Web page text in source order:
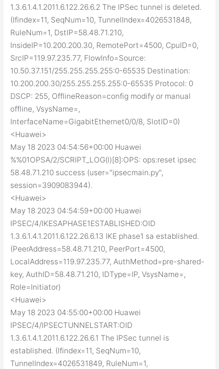
1.3.6.1.4.1.2011.6.122.26.6.2 The IPSec tunnel is deleted.
(Ifindex=11, SeqNum=10, TunnelIndex=4026531848,
RuleNum=1, DstIP=58.48.71.210,
InsideIP=10.200.200.30, RemotePort=4500, CpuID=0,
SrcIP=119.97.235.77, FlowInfo=Source:
10.50.37.151/255.255.255.255:0-65535 Destination:
10.200.200.30/255.255.255.255:0-65535 Protocol: 0
DSCP: 255, OfflineReason=config modify or manual
offline, VsysName=,
InterfaceName=GigabitEthernet0/0/8, SlotID=0)
<Huawei>
May 18 2023 04:54:56+00:00 Huawei
%%01OPSA/2/SCRIPT_LOG(l)[8]:OPS: ops:reset ipsec
58.48.71.210 success (user="ipsecmain.py",
session=3909083944).
<Huawei>
May 18 2023 04:54:59+00:00 Huawei
IPSEC/4/IKESAPHASE1ESTABLISHED:OID
1.3.6.1.4.1.2011.6.122.26.6.13 IKE phase1 sa established.
(PeerAddress=58.48.71.210, PeerPort=4500,
LocalAddress=119.97.235.77, AuthMethod=pre-shared-
key, AuthID=58.48.71.210, IDType=IP, VsysName=,
Role=Initiator)
<Huawei>
May 18 2023 04:55:00+00:00 Huawei
IPSEC/4/IPSECTUNNELSTART:OID
1.3.6.1.4.1.2011.6.122.26.6.1 The IPSec tunnel is
established. (Ifindex=11, SeqNum=10,
TunnelIndex=4026531849, RuleNum=1,